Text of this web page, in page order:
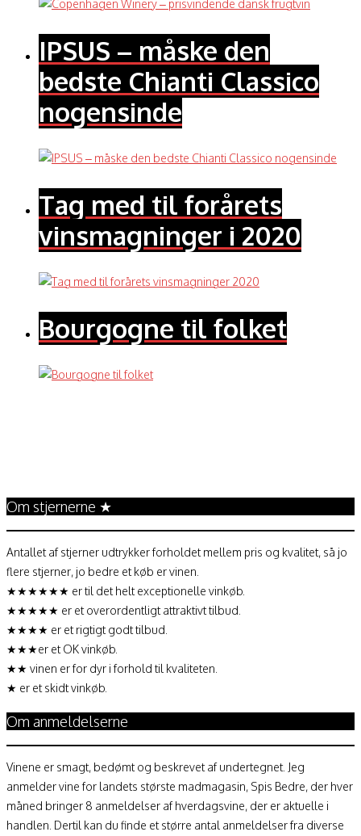
IPSUS – måske den
bedste Chianti Classico
nogensinde
Tag med til forårets
vinsmagninger i 2020
Bourgogne til folket
Om stjernerne ★
Antallet af stjerner udtrykker forholdet mellem pris og kvalitet, så jo
flere stjerner, jo bedre et køb er vinen.
★★★★★★ er til det helt exceptionelle vinkøb.
★★★★★ er et overordentligt attraktivt tilbud.
★★★★ er et rigtigt godt tilbud.
★★★er et OK vinkøb.
★★ vinen er for dyr i forhold til kvaliteten.
★ er et skidt vinkøb.
Om anmeldelserne
Vinene er smagt, bedømt og beskrevet af undertegnet. Jeg
anmelder vine for landets største madmagasin, Spis Bedre, der hver
måned bringer 8 anmeldelser af hverdagsvine, der er aktuelle i
handlen. Dertil kan du finde et større antal anmeldelser fra diverse